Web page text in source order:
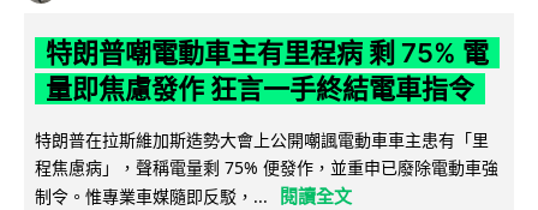
特朗普嘲電動車主有里程病 剩 75% 電
量即焦慮發作 狂言一手終結電車指令
特朗普在拉斯維加斯造勢大會上公開嘲諷電動車車主患有「里
程焦慮病」，聲稱電量剩 75% 便發作，並重申已廢除電動車強
制令。惟專業車媒隨即反駁，...
閱讀全文